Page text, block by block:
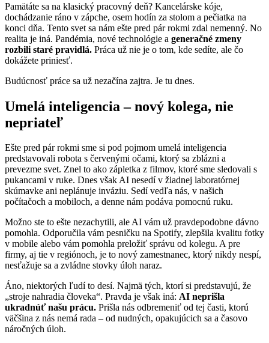
Pamätáte sa na klasický pracovný deň? Kancelárske kóje,
dochádzanie ráno v zápche, osem hodín za stolom a pečiatka na
konci dňa. Tento svet sa nám ešte pred pár rokmi zdal nemenný. No
realita je iná. Pandémia, nové technológie a generačné zmeny
rozbili staré pravidlá. Práca už nie je o tom, kde sedíte, ale čo
dokážete priniesť.
Budúcnosť práce sa už nezačína zajtra. Je tu dnes.
Umelá inteligencia – nový kolega, nie
nepriateľ
Ešte pred pár rokmi sme si pod pojmom umelá inteligencia
predstavovali robota s červenými očami, ktorý sa zblázni a
prevezme svet. Znel to ako zápletka z filmov, ktoré sme sledovali s
pukancami v ruke. Dnes však AI nesedí v žiadnej laboratórnej
skúmavke ani neplánuje inváziu. Sedí vedľa nás, v našich
počítačoch a mobiloch, a denne nám podáva pomocnú ruku.
Možno ste to ešte nezachytili, ale AI vám už pravdepodobne dávno
pomohla. Odporučila vám pesničku na Spotify, zlepšila kvalitu fotky
v mobile alebo vám pomohla preložiť správu od kolegu. A pre
firmy, aj tie v regiónoch, je to nový zamestnanec, ktorý nikdy nespí,
nesťažuje sa a zvládne stovky úloh naraz.
Áno, niektorých ľudí to desí. Najmä tých, ktorí si predstavujú, že
„stroje nahradia človeka“. Pravda je však iná: AI neprišla
ukradnúť našu prácu. Prišla nás odbremeniť od tej časti, ktorú
väčšina z nás nemá rada – od nudných, opakujúcich sa a časovo
náročných úloh.